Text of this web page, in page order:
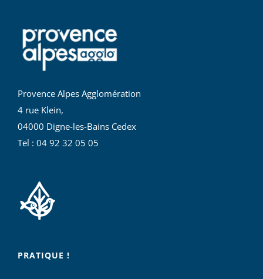
Provence Alpes Agglomération
4 rue Klein,
04000 Digne-les-Bains Cedex
Tel : 04 92 32 05 05
PRATIQUE !